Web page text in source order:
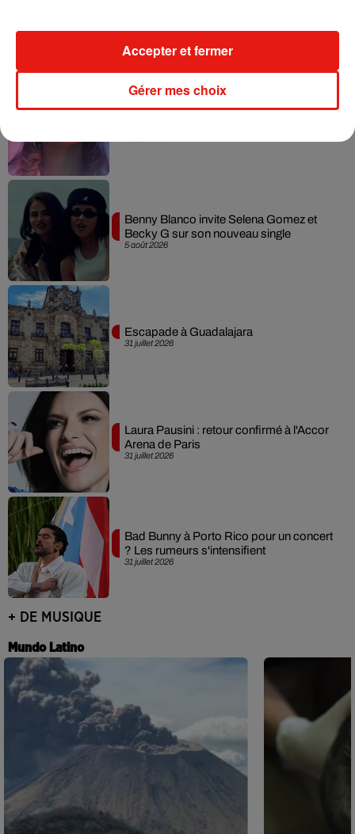
Karol G dévoile la tracklist de son nouvel
5 août 2026
Benny Blanco invite Selena Gomez et
Becky G sur son nouveau single
31 juillet 2026
Escapade à Guadalajara
31 juillet 2026
Laura Pausini : retour confirmé à l'Accor
Arena de Paris
31 juillet 2026
Bad Bunny à Porto Rico pour un concert
? Les rumeurs s'intensifient
+ DE MUSIQUE
Mundo Latino
Gérer mes choix
Accepter et fermer